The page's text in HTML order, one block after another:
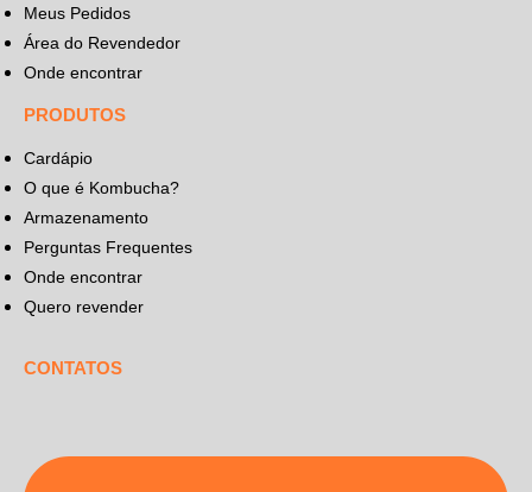
Meus Pedidos
Área do Revendedor
Onde encontrar
PRODUTOS
Cardápio
O que é Kombucha?
Armazenamento
Perguntas Frequentes
Onde encontrar
Quero revender
CONTATOS